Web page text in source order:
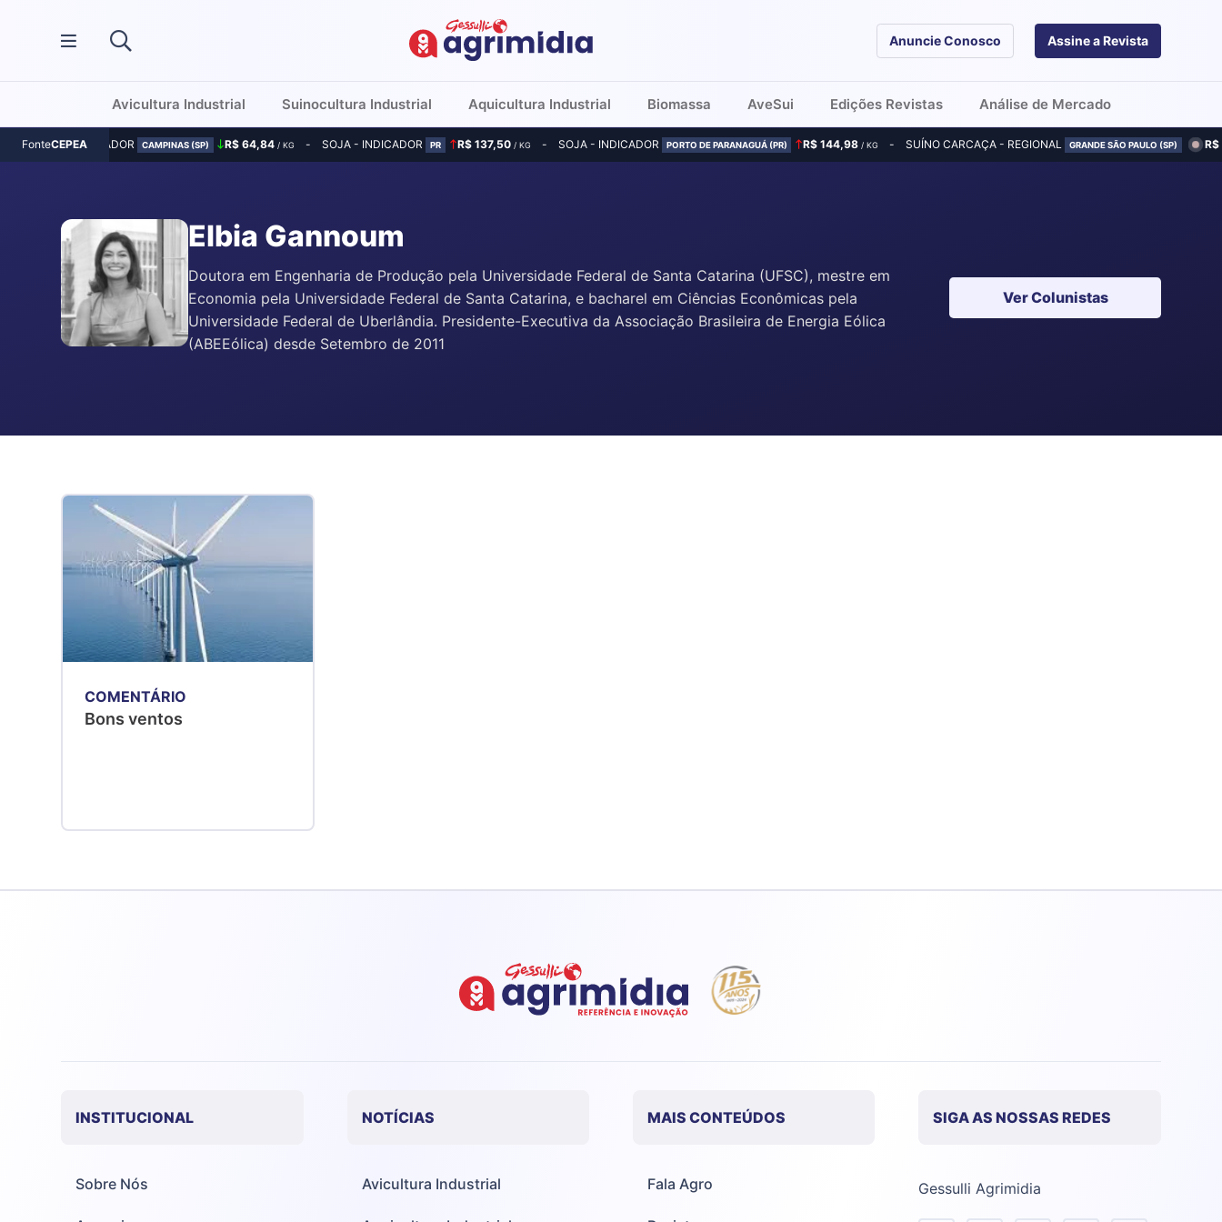
Anuncie Conosco Assine a Revista
Avicultura Industrial Suinocultura Industrial Aquicultura Industrial Biomassa AveSui Edições Revistas Análise de Mercado
FonteCEPEA
MILHO - INDICADOR CAMPINAS (SP) R$ 64,84 / KG SOJA - INDICADOR PR R$ 137,50/ KG SOJA - INDICADOR PORTO DE PARANAGUÁ (PR) R$ 144,98 / KG SUÍNO CARCAÇA - REGIONAL GRANDE SÃO PAULO (SP)
Elbia Gannoum
Doutora em Engenharia de Produção pela Universidade Federal de Santa Catarina (UFSC), mestre em
Economia pela Universidade Federal de Santa Catarina, e bacharel em Ciências Econômicas pela
Universidade Federal de Uberlândia. Presidente-Executiva da Associação Brasileira de Energia Eólica
(ABEEólica) desde Setembro de 2011
Ver Colunistas
COMENTÁRIO
Bons ventos
INSTITUCIONAL
Sobre Nós
NOTÍCIAS
Avicultura Industrial
MAIS CONTEÚDOS
Fala Agro
SIGA AS NOSSAS REDES
Gessulli Agrimidia